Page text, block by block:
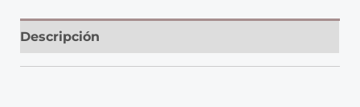
Descripción